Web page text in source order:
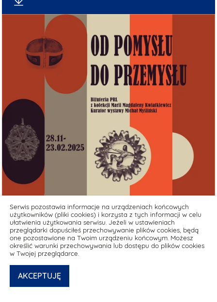
Serwis pozostawia informacje na urządzeniach końcowych
użytkowników (pliki cookies) i korzysta z tych informacji w celu
ułatwienia użytkowania serwisu. Jeżeli w ustawieniach
przeglądarki dopuściłeś przechowywanie plików cookies, będą
one pozostawione na Twoim urządzeniu końcowym. Możesz
określić warunki przechowywania lub dostępu do plików cookies
w Twojej przeglądarce.
AKCEPTUJĘ
Deklaracja dostępności media.muzeumgdansk.pl
© powered bynetPR.pl